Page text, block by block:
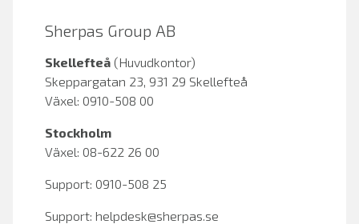
Sherpas Group AB
Skellefteå (Huvudkontor)
Skeppargatan 23, 931 29 Skellefteå
Växel: 0910-508 00
Stockholm
Växel: 08-622 26 00
Support: 0910-508 25
Support: helpdesk@sherpas.se